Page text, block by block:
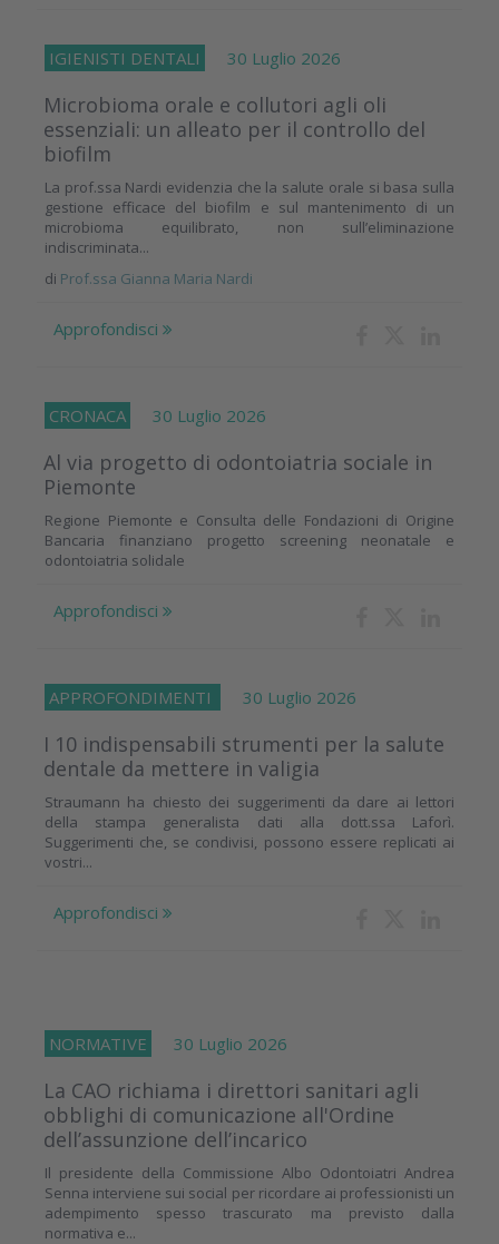
IGIENISTI DENTALI 30 Luglio 2026
Microbioma orale e collutori agli oli
essenziali: un alleato per il controllo del
biofilm
La prof.ssa Nardi evidenzia che la salute orale si basa sulla
gestione efficace del biofilm e sul mantenimento di un
microbioma equilibrato, non sull’eliminazione
indiscriminata...
di Prof.ssa Gianna Maria Nardi
Approfondisci
CRONACA 30 Luglio 2026
Al via progetto di odontoiatria sociale in
Piemonte
Regione Piemonte e Consulta delle Fondazioni di Origine
Bancaria finanziano progetto screening neonatale e
odontoiatria solidale
Approfondisci
APPROFONDIMENTI 30 Luglio 2026
I 10 indispensabili strumenti per la salute
dentale da mettere in valigia
Straumann ha chiesto dei suggerimenti da dare ai lettori
della stampa generalista dati alla dott.ssa Laforì.
Suggerimenti che, se condivisi, possono essere replicati ai
vostri...
Approfondisci
NORMATIVE 30 Luglio 2026
La CAO richiama i direttori sanitari agli
obblighi di comunicazione all'Ordine
dell’assunzione dell’incarico
Il presidente della Commissione Albo Odontoiatri Andrea
Senna interviene sui social per ricordare ai professionisti un
adempimento spesso trascurato ma previsto dalla
normativa e...